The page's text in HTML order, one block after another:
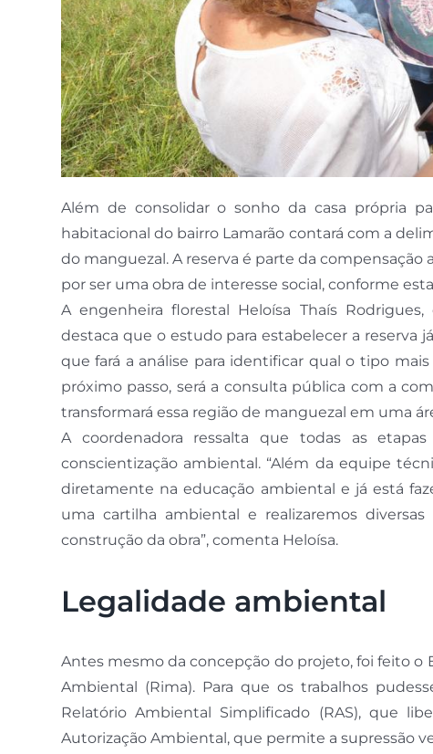
Além de consolidar o sonho da casa própria
habitacional do bairro Lamarão contará com a
do manguezal. A reserva é parte da
por ser uma obra de interesse social, conforme
A engenheira florestal Heloísa Thaís
destaca que o estudo para estabelecer a reserva
que fará a análise para identificar qual o tipo
próximo passo, será a consulta pública com a
transformará essa região de manguezal em uma
A coordenadora ressalta que todas as
conscientização ambiental. “Além da equipe
diretamente na educação ambiental e já está
uma cartilha ambiental e realizaremos
construção da obra”, comenta Heloísa.
Legalidade ambiental
Antes mesmo da concepção do projeto, foi feito
Ambiental (Rima). Para que os trabalhos
Relatório Ambiental Simplificado (RAS), que
Autorização Ambiental, que permite a supressão